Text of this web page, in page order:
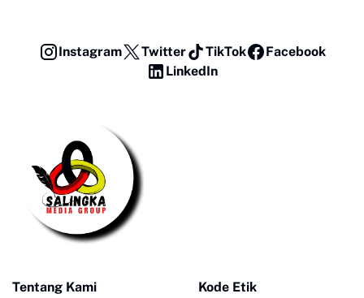
Instagram Twitter TikTok
Facebook
LinkedIn
Tentang Kami Kode Etik